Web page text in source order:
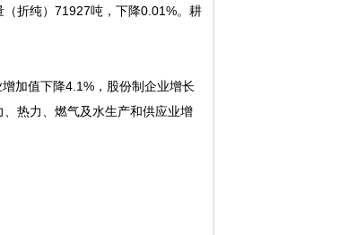
折纯）71927吨，下降0.01%。耕
加值下降4.1%，股份制企业增长
热力、燃气及水生产和供应业增